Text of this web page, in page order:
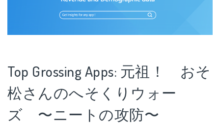
Top Grossing Apps: 元祖！ おそ
松さんのへそくりウォー
ズ 〜ニートの攻防〜